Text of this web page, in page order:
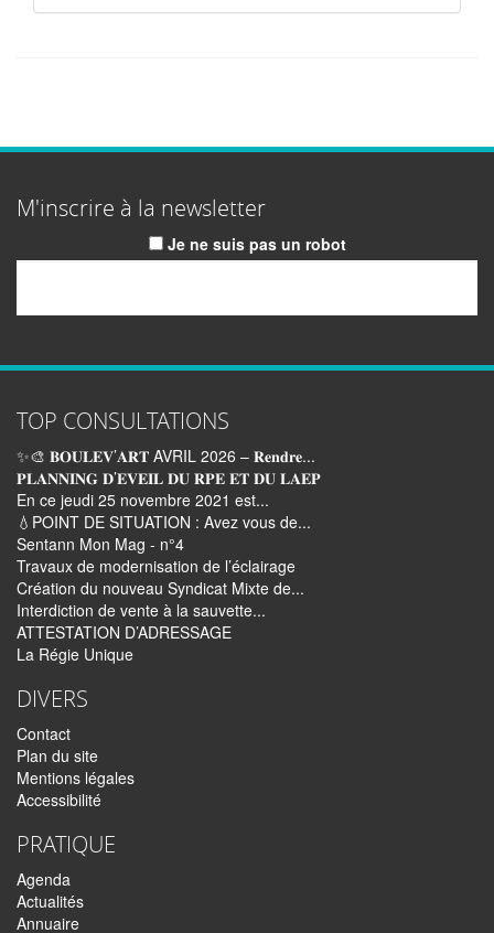
M'inscrire à la newsletter
Je ne suis pas un robot
TOP CONSULTATIONS
✨🎨 𝐁𝐎𝐔𝐋𝐄𝐕’𝐀𝐑𝐓 AVRIL 2026 – 𝐑𝐞𝐧𝐝𝐫𝐞...
𝐏𝐋𝐀𝐍𝐍𝐈𝐍𝐆 𝐃’𝐄𝐕𝐄𝐈𝐋 𝐃𝐔 𝐑𝐏𝐄 𝐄𝐓 𝐃𝐔 𝐋𝐀𝐄𝐏
En ce jeudi 25 novembre 2021 est...
💧POINT DE SITUATION : Avez vous de...
Sentann Mon Mag - n°4
Travaux de modernisation de l’éclairage
Création du nouveau Syndicat Mixte de...
Interdiction de vente à la sauvette...
ATTESTATION D’ADRESSAGE
La Régie Unique
DIVERS
Contact
Plan du site
Mentions légales
Accessibilité
PRATIQUE
Agenda
Actualités
Annuaire